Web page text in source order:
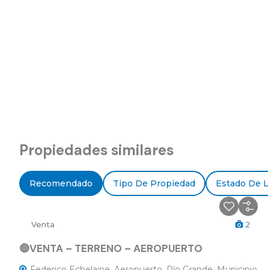
Propiedades similares
Recomendado Tipo De Propiedad Estado De
Venta 2
🔴VENTA – TERRENO – AEROPUERTO